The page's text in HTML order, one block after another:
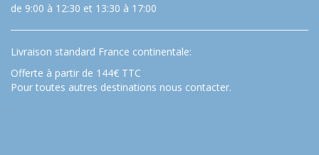
de 9:00 à 12:30 et 13:30 à 17:00
Livraison standard France continentale:
Offerte à partir de 144€ TTC
Pour toutes autres destinations nous contacter.
…